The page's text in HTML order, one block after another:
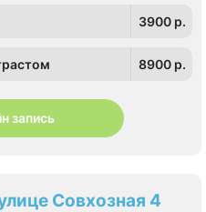
3900 p.
8900 p.
запись
Совхозная 4